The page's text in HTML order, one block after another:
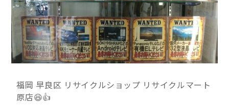
福岡 早良区 リサイクルショップ リサイクルマート
原店😆👍